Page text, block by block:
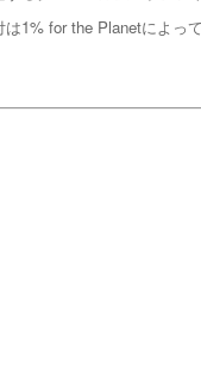
1% for the Planetによっ